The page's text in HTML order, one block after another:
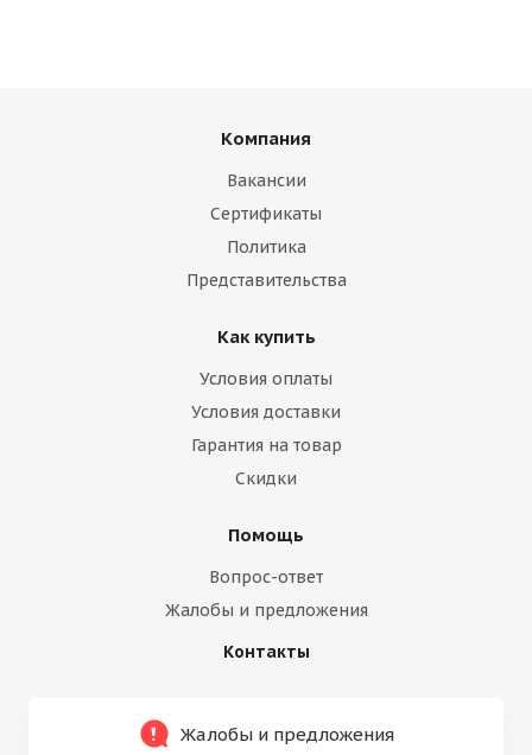
Компания
Вакансии
Сертификаты
Политика
Представительства
Как купить
Условия оплаты
Условия доставки
Гарантия на товар
Скидки
Помощь
Вопрос-ответ
Жалобы и предложения
Контакты
Жалобы и предложения